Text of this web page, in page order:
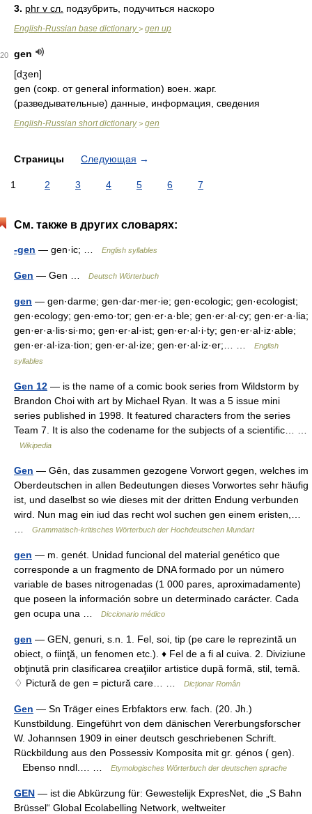
3. phr v сл. подзубрить, подучиться наскоро
English-Russian base dictionary> gen up
20
gen
[dʒen]
gen (сокр. от general information) воен. жарг.
(разведывательные) данные, информация, сведения
English-Russian short dictionary> gen
Страницы Следующая →
1 2 3 4 5 6 7
См. также в других словарях:
-gen — gen·ic; … English syllables
Gen — Gen … Deutsch Wörterbuch
gen — gen·darme; gen·dar·mer·ie; gen·ecologic; gen·ecologist;
gen·ecology; gen·emo·tor; gen·er·a·ble; gen·er·al·cy; gen·er·a·lia;
gen·er·a·lis·si·mo; gen·er·al·ist; gen·er·al·i·ty; gen·er·al·iz·able;
gen·er·al·iza·tion; gen·er·al·ize; gen·er·al·iz·er;… …
English
syllables
Gen 12 — is the name of a comic book series from Wildstorm by
Brandon Choi with art by Michael Ryan. It was a 5 issue mini
series published in 1998. It featured characters from the series
Team 7. It is also the codename for the subjects of a scientific… …
Wikipedia
Gen — Gên, das zusammen gezogene Vorwort gegen, welches im
Oberdeutschen in allen Bedeutungen dieses Vorwortes sehr häufig
ist, und daselbst so wie dieses mit der dritten Endung verbunden
wird. Nun mag ein iud das recht wol suchen gen einem eristen,…
Grammatisch-kritisches Wörterbuch der Hochdeutschen Mundart
gen — m. genét. Unidad funcional del material genético que
corresponde a un fragmento de DNA formado por un número
variable de bases nitrogenadas (1 000 pares, aproximadamente)
que poseen la información sobre un determinado carácter. Cada
gen ocupa una …
Diccionario médico
gen — GEN, genuri, s.n. 1. Fel, soi, tip (pe care le reprezintă un
obiect, o fiinţă, un fenomen etc.). ♦ Fel de a fi al cuiva. 2. Diviziune
obţinută prin clasificarea creaţiilor artistice după formă, stil, temă.
♢ Pictură de gen = pictură care… …
Dicționar Român
Gen — Sn Träger eines Erbfaktors erw. fach. (20. Jh.)
Kunstbildung. Eingeführt von dem dänischen Vererbungsforscher
W. Johannsen 1909 in einer deutsch geschriebenen Schrift.
Rückbildung aus den Possessiv Komposita mit gr. génos ( gen).
Ebenso nndl.… …
Etymologisches Wörterbuch der deutschen sprache
GEN — ist die Abkürzung für: Gewestelijk ExpresNet, die „S Bahn
Brüssel“ Global Ecolabelling Network, weltweiter